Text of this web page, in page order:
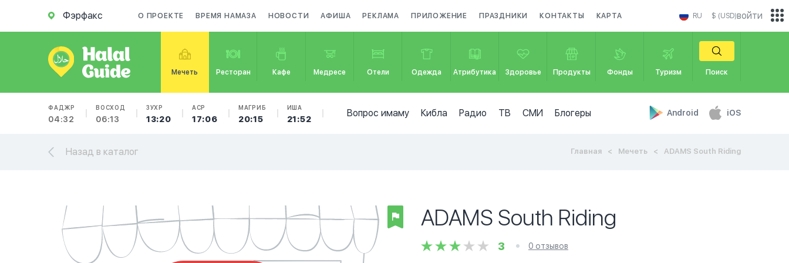
Фэрфакс О ПРОЕКТЕ ВРЕМЯ НАМАЗА НОВОСТИ АФИША РЕКЛАМА ПРИЛОЖЕНИЕ ПРАЗДНИКИ КОНТАКТЫ КАРТА RU $ (USD)
Мечеть Ресторан Кафе Медресе Отели Одежда Атрибутика Здоровье Продукты Фонды Туризм Поиск
ФАДЖР
04:32
ВОСХОД
06:13
ЗУХР
13:20
АСР
17:06
МАГРИБ
20:15
ИША
21:52
Вопрос имаму Кибла Радио ТВ СМИ Блогеры Android iOS
войти
Назад в каталог Главная Мечеть ADAMS South Riding
ADAMS South Riding
3 0 отзывов